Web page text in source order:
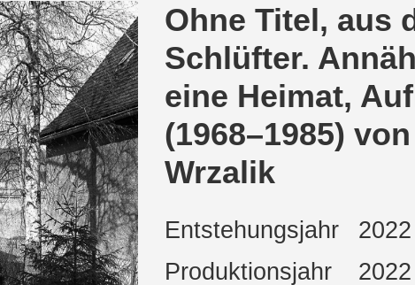
Ohne Titel, aus
Schlüfter.
eine Heimat,
(1968–1985)
Wrzalik
Entstehungsjahr
2022
Produktionsjahr
2022